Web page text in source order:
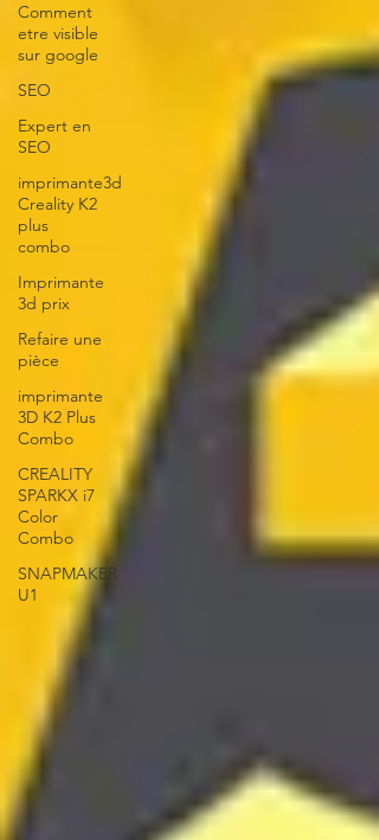
Comment
etre visible
sur google
SEO
Expert en
SEO
imprimante3d
Creality K2
plus
combo
Imprimante
3d prix
Refaire une
pièce
imprimante
3D K2 Plus
Combo
CREALITY
SPARKX i7
Color
Combo
SNAPMAKER
U1